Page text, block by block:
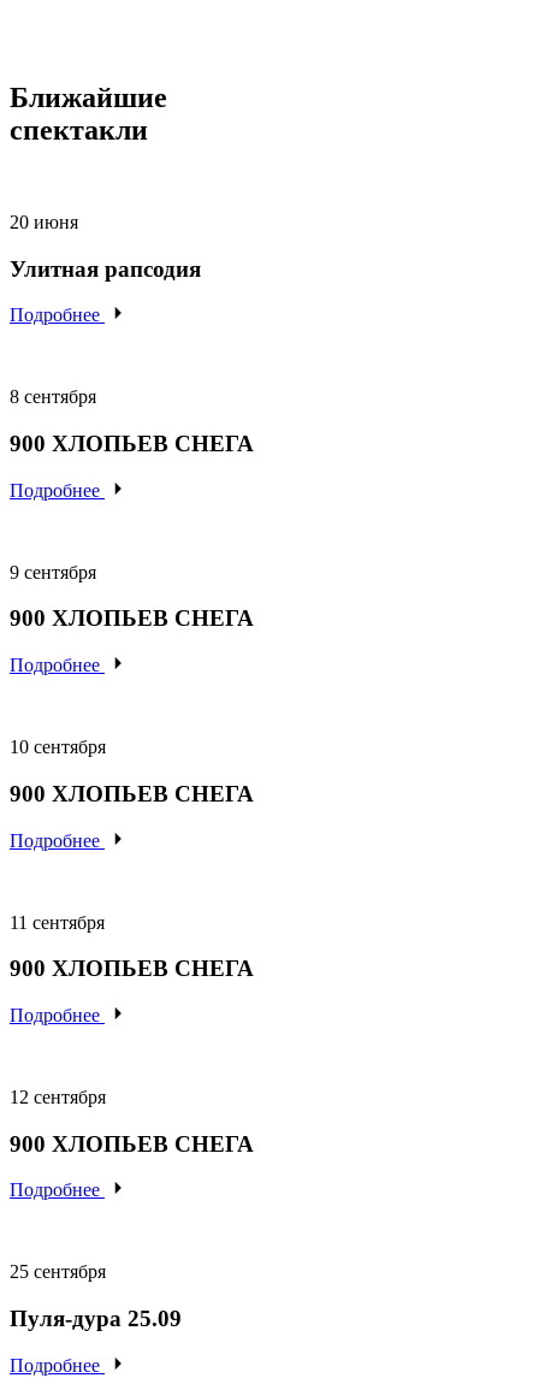
Ближайшие
спектакли
20 июня
Улитная рапсодия
Подробнее
8 сентября
900 ХЛОПЬЕВ СНЕГА
Подробнее
9 сентября
900 ХЛОПЬЕВ СНЕГА
Подробнее
10 сентября
900 ХЛОПЬЕВ СНЕГА
Подробнее
11 сентября
900 ХЛОПЬЕВ СНЕГА
Подробнее
12 сентября
900 ХЛОПЬЕВ СНЕГА
Подробнее
25 сентября
Пуля-дура 25.09
Подробнее